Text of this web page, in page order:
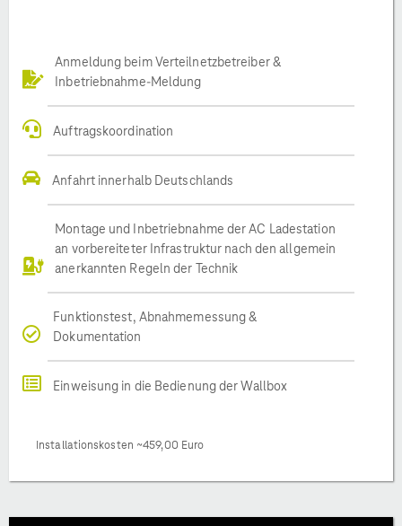
Anmeldung beim Verteilnetzbetreiber &
Inbetriebnahme-Meldung
Auftragskoordination
Anfahrt innerhalb Deutschlands
Montage und Inbetriebnahme der AC Ladestation
an vorbereiteter Infrastruktur nach den allgemein
anerkannten Regeln der Technik
Funktionstest, Abnahmemessung &
Dokumentation
Einweisung in die Bedienung der Wallbox
Installationskosten ~459,00 Euro